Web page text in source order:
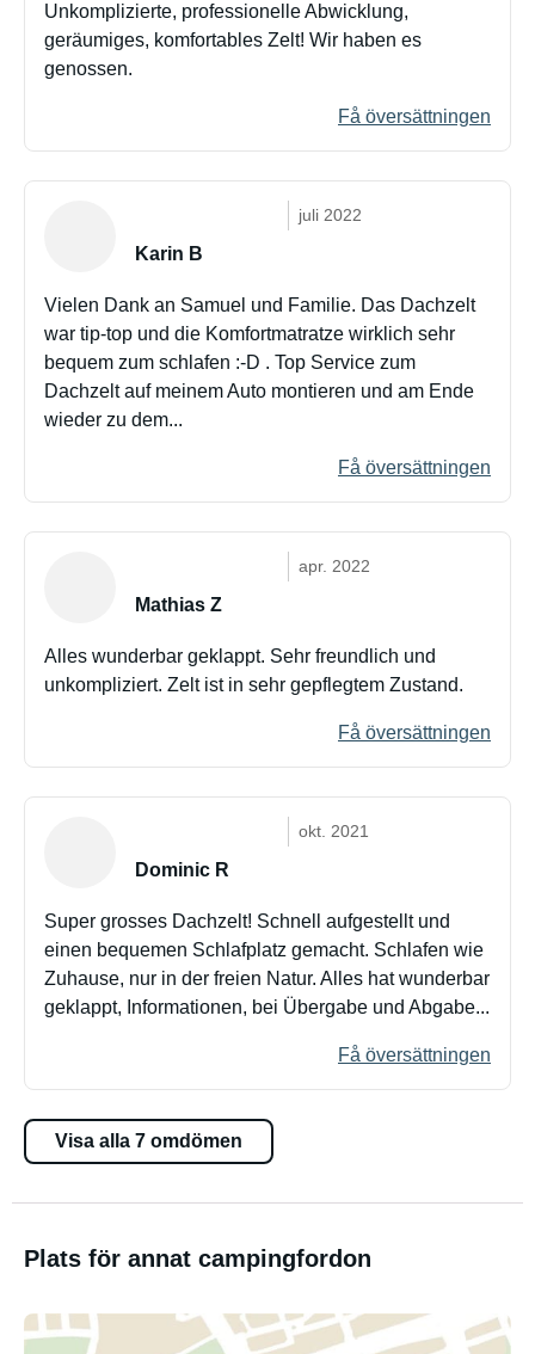
Unkomplizierte, professionelle Abwicklung,
geräumiges, komfortables Zelt! Wir haben es
genossen.
Få översättningen
juli 2022
Karin B
Vielen Dank an Samuel und Familie. Das Dachzelt
war tip-top und die Komfortmatratze wirklich sehr
bequem zum schlafen :-D . Top Service zum
Dachzelt auf meinem Auto montieren und am Ende
wieder zu dem...
Få översättningen
apr. 2022
Mathias Z
Alles wunderbar geklappt. Sehr freundlich und
unkompliziert. Zelt ist in sehr gepflegtem Zustand.
Få översättningen
okt. 2021
Dominic R
Super grosses Dachzelt! Schnell aufgestellt und
einen bequemen Schlafplatz gemacht. Schlafen wie
Zuhause, nur in der freien Natur. Alles hat wunderbar
geklappt, Informationen, bei Übergabe und Abgabe...
Få översättningen
Visa alla 7 omdömen
Plats för annat campingfordon